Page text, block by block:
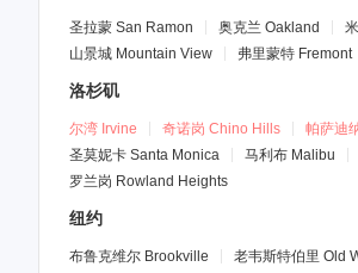
圣拉蒙 San Ramon 奥克兰 Oakland
山景城 Mountain View 弗里蒙特 Fremont
洛杉矶
尔湾 Irvine 奇诺岗 Chino Hills 帕萨迪
圣莫妮卡 Santa Monica 马利布 Malibu
罗兰岗 Rowland Heights
纽约
布鲁克维尔 Brookville 老韦斯特伯里 Old